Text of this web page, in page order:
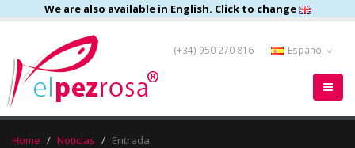
We are also available in English. Click to change
(+34) 950 270 816 Español
Home Noticias Entrada